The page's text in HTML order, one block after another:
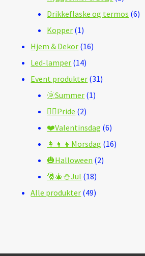
produkt
Drikkeflaske og termos 66
Kopper 11
produkt
Hjem & Dekor 1616
Led-lamper 1414
produkter
Event produkter 3131
🌞Summer 11
🏳️‍🌈Pride 22
produkter
❤️Valentinsdag 66
produkter
👩‍👧‍👦Morsdag 1616
🎃Halloween 22
🎅🎄⛄Jul 1818
produkter
Alle produkter 4949